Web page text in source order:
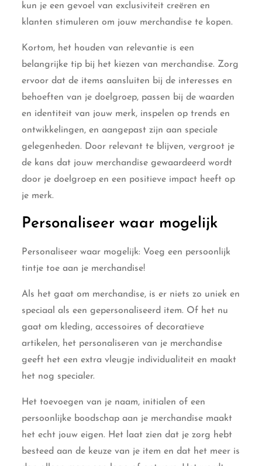
kun je een gevoel van exclusiviteit creëren en
klanten stimuleren om jouw merchandise te kopen.
Kortom, het houden van relevantie is een
belangrijke tip bij het kiezen van merchandise. Zorg
ervoor dat de items aansluiten bij de interesses en
behoeften van je doelgroep, passen bij de waarden
en identiteit van jouw merk, inspelen op trends en
ontwikkelingen, en aangepast zijn aan speciale
gelegenheden. Door relevant te blijven, vergroot je
de kans dat jouw merchandise gewaardeerd wordt
door je doelgroep en een positieve impact heeft op
je merk.
Personaliseer waar mogelijk
Personaliseer waar mogelijk: Voeg een persoonlijk
tintje toe aan je merchandise!
Als het gaat om merchandise, is er niets zo uniek en
speciaal als een gepersonaliseerd item. Of het nu
gaat om kleding, accessoires of decoratieve
artikelen, het personaliseren van je merchandise
geeft het een extra vleugje individualiteit en maakt
het nog specialer.
Het toevoegen van je naam, initialen of een
persoonlijke boodschap aan je merchandise maakt
het echt jouw eigen. Het laat zien dat je zorg hebt
besteed aan de keuze van je item en dat het meer is